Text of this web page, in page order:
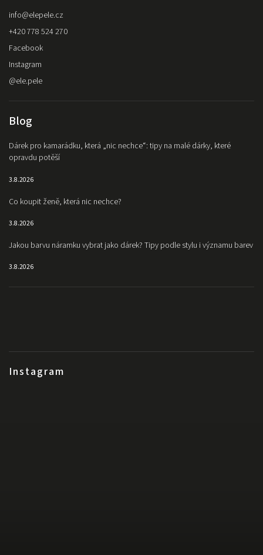
Instagram
info@elepele.cz
+420 778 524 270
Facebook
Instagram
@ele.pele
Blog
Dárek pro kamarádku, která „nic nechce“: tipy na malé dárky, které
opravdu potěší
3.8.2026
Co koupit ženě, která nic nechce?
3.8.2026
Jakou barvu náramku vybrat jako dárek? Tipy podle stylu i významu barev
3.8.2026